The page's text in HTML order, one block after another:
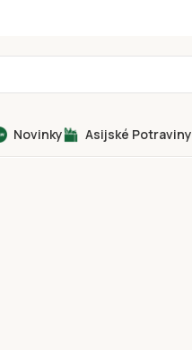
Novinky Asijské Potraviny